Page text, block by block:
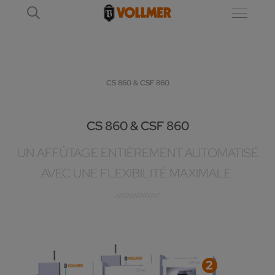
CS 860 & CSF 860
CS 860 & CSF 860
UN AFFÛTAGE ENTIÈREMENT AUTOMATISÉ
AVEC UNE FLEXIBILITÉ MAXIMALE.